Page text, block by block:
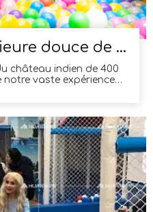
Aire de jeux intérieure douce de 400 mètres carrés en Inde
château indien de 400
notre vaste expérience
de fournir des résultats